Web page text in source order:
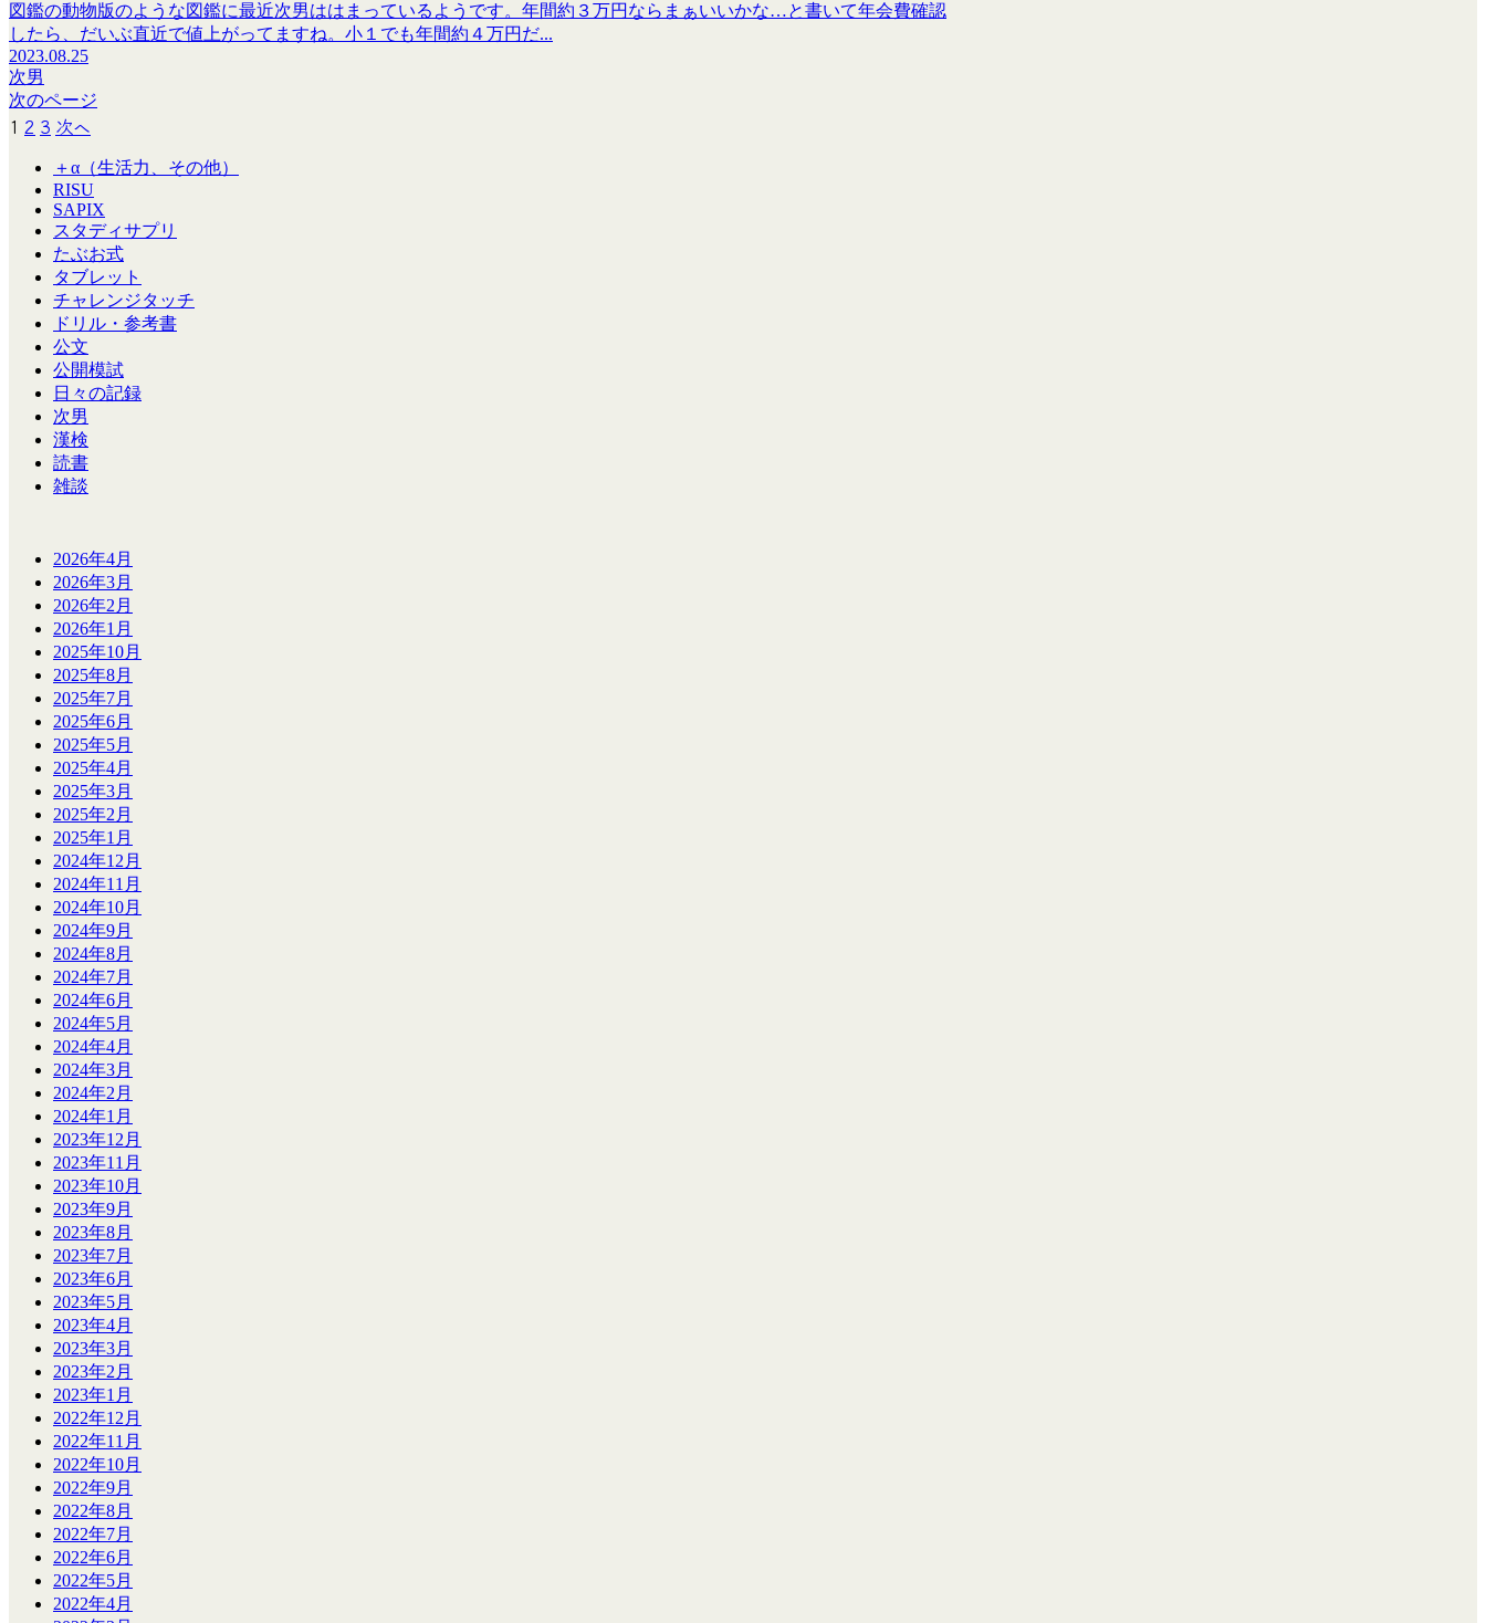
図鑑の動物版のような図鑑に最近次男ははまっているようです。年間約３万円ならまぁいいかな…と書いて年会費確認
したら、だいぶ直近で値上がってますね。小１でも年間約４万円だ...
2023.08.25
次男
次のページ
1 2 3 次へ
＋α（生活力、その他）
RISU
SAPIX
スタディサプリ
たぶお式
タブレット
チャレンジタッチ
ドリル・参考書
公文
公開模試
日々の記録
次男
漢検
読書
雑談
2026年4月
2026年3月
2026年2月
2026年1月
2025年10月
2025年8月
2025年7月
2025年6月
2025年5月
2025年4月
2025年3月
2025年2月
2025年1月
2024年12月
2024年11月
2024年10月
2024年9月
2024年8月
2024年7月
2024年6月
2024年5月
2024年4月
2024年3月
2024年2月
2024年1月
2023年12月
2023年11月
2023年10月
2023年9月
2023年8月
2023年7月
2023年6月
2023年5月
2023年4月
2023年3月
2023年2月
2023年1月
2022年12月
2022年11月
2022年10月
2022年9月
2022年8月
2022年7月
2022年6月
2022年5月
2022年4月